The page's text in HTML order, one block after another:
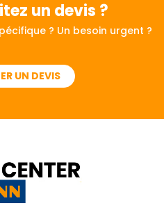
un devis ?
? Un besoin urgent ?
UN DEVIS